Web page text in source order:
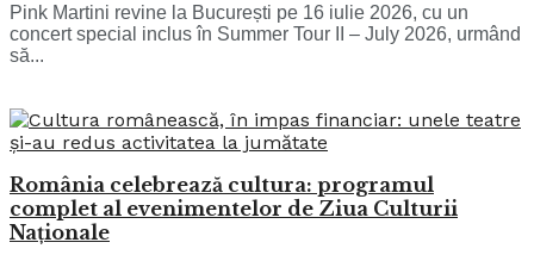
Pink Martini revine la București pe 16 iulie 2026, cu un
concert special inclus în Summer Tour II – July 2026, urmând
să...
România celebrează cultura: programul
complet al evenimentelor de Ziua Culturii
Naționale